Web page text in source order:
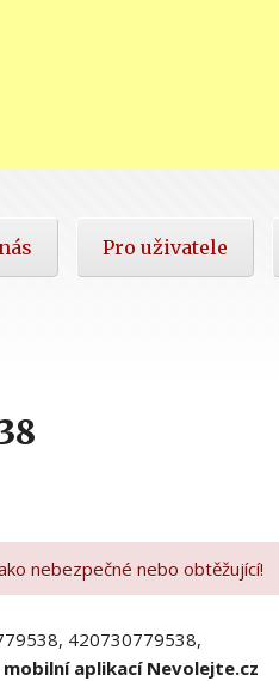
Pro uživatele
nebezpečné nebo obtěžující!
420730779538,
mobilní aplikací Nevolejte.cz